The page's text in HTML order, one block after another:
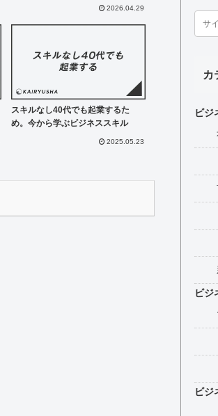
2026.04.29
スキルなし40代でも起業するた
め。今から学ぶビジネススキル
2025.05.23
カ
ビジ
ビジ
ビジ